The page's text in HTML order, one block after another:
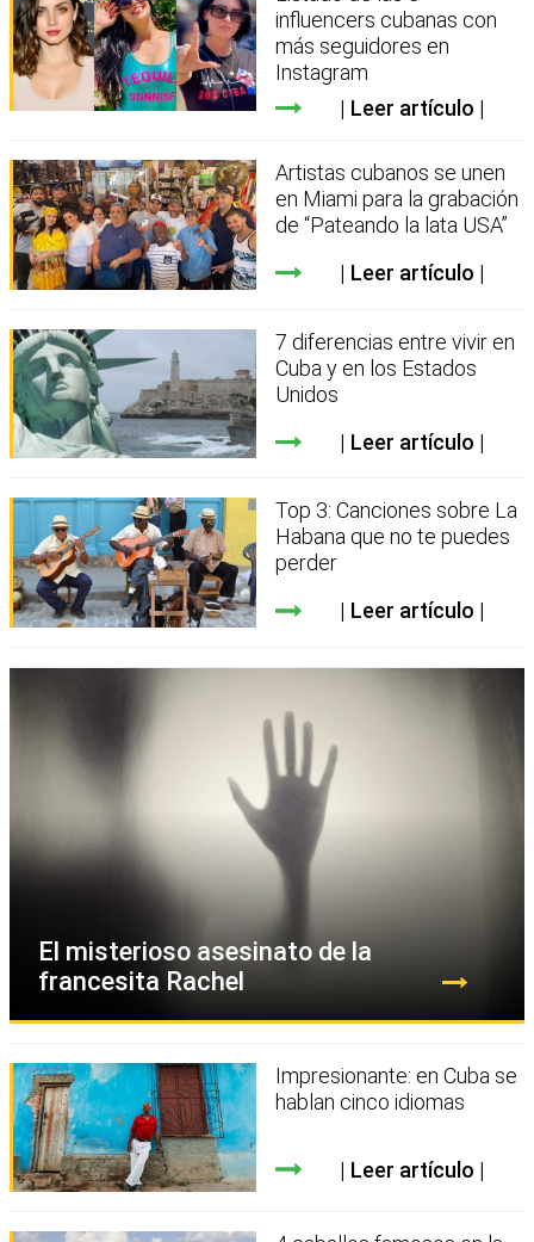
influencers cubanas con
más seguidores en
Instagram
Leer artículo
Artistas cubanos se unen
en Miami para la grabación
de “Pateando la lata USA”
Leer artículo
7 diferencias entre vivir en
Cuba y en los Estados
Unidos
Leer artículo
Top 3: Canciones sobre La
Habana que no te puedes
perder
Leer artículo
El misterioso asesinato de la
francesita Rachel
Impresionante: en Cuba se
hablan cinco idiomas
Leer artículo